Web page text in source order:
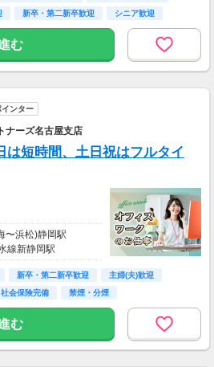
や、急な出費がある
可能
翌月25日払い】
新卒・第二新卒歓迎
シニア歓迎
む
インター
ナーズ名古屋支店
短時間、土日祝はフルタイ
〜浜松)静岡駅
線新静岡駅
新卒・第二新卒歓迎
主婦(夫)歓迎
社会保険完備 禁煙・分煙
む